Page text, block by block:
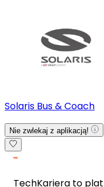
Solaris Bus & Coach
Nie zwlekaj z aplikacją!
TechKariera to